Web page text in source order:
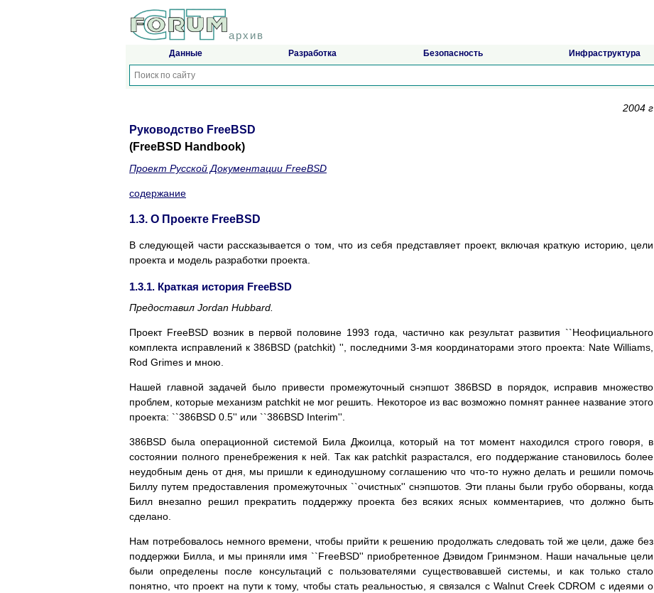
архив
Данные Разработка Безопасность Инфраструктура
2004 г
Руководство FreeBSD
(FreeBSD Handbook)
Проект Русской Документации FreeBSD
содержание
1.3. О Проекте FreeBSD
В следующей части рассказывается о том, что из себя представляет проект, включая краткую историю, цели
проекта и модель разработки проекта.
1.3.1. Краткая история FreeBSD
Предоставил Jordan Hubbard.
Проект FreeBSD возник в первой половине 1993 года, частично как результат развития ``Неофициального
комплекта исправлений к 386BSD (patchkit) '', последними 3-мя координаторами этого проекта: Nate Williams,
Rod Grimes и мною.
Нашей главной задачей было привести промежуточный снэпшот 386BSD в порядок, исправив множество
проблем, которые механизм patchkit не мог решить. Некоторое из вас возможно помнят раннее название этого
проекта: ``386BSD 0.5'' или ``386BSD Interim''.
386BSD была операционной системой Била Джоилца, который на тот момент находился строго говоря, в
состоянии полного пренебрежения к ней. Так как patchkit разрастался, его поддержание становилось более
неудобным день от дня, мы пришли к единодушному соглашению что что-то нужно делать и решили помочь
Биллу путем предоставления промежуточных ``очистных'' снэпшотов. Эти планы были грубо оборваны, когда
Билл внезапно решил прекратить поддержку проекта без всяких ясных комментариев, что должно быть
сделано.
Нам потребовалось немного времени, чтобы прийти к решению продолжать следовать той же цели, даже без
поддержки Билла, и мы приняли имя ``FreeBSD'' приобретенное Дэвидом Гринмэном. Наши начальные цели
были определены после консультаций с пользователями существовавшей системы, и как только стало
понятно, что проект на пути к тому, чтобы стать реальностью, я связался с Walnut Creek CDROM с идеями о